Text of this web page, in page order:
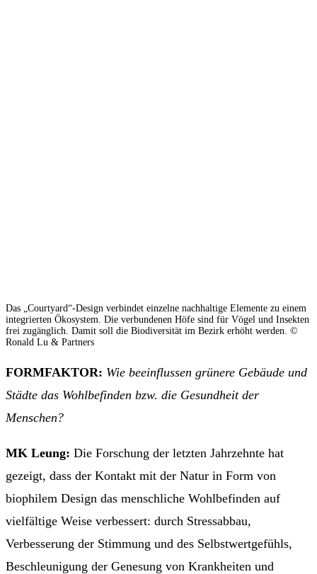
Das „Courtyard“-Design verbindet einzelne nachhaltige Elemente zu einem
integrierten Ökosystem. Die verbundenen Höfe sind für Vögel und Insekten
frei zugänglich. Damit soll die Biodiversität im Bezirk erhöht werden. ©
Ronald Lu & Partners
FORMFAKTOR: Wie beeinflussen grünere Gebäude und
Städte das Wohlbefinden bzw. die Gesundheit der
Menschen?
MK Leung: Die Forschung der letzten Jahrzehnte hat
gezeigt, dass der Kontakt mit der Natur in Form von
biophilem Design das menschliche Wohlbefinden auf
vielfältige Weise verbessert: durch Stressabbau,
Verbesserung der Stimmung und des Selbstwertgefühls,
Beschleunigung der Genesung von Krankheiten und